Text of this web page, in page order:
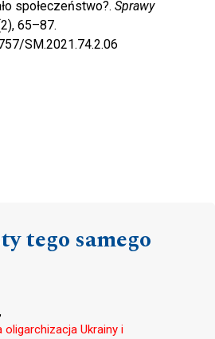
społeczeństwo?. Sprawy
65–87.
SM.2021.74.2.06
tego samego
oligarchizacja Ukrainy i